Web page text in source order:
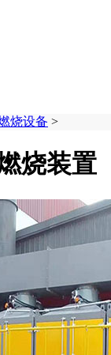
烧设备 >
烧装置